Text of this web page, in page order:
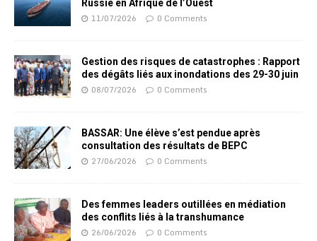
Russie en Afrique de l’Ouest
11/07/2026 0 Comments
Gestion des risques de catastrophes : Rapport
des dégâts liés aux inondations des 29-30 juin
08/07/2026 0 Comments
BASSAR: Une élève s’est pendue après
consultation des résultats de BEPC
27/06/2026 0 Comments
Des femmes leaders outillées en médiation
des conflits liés à la transhumance
26/06/2026 0 Comments